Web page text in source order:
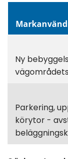
Ny
Parkering,
körytor -